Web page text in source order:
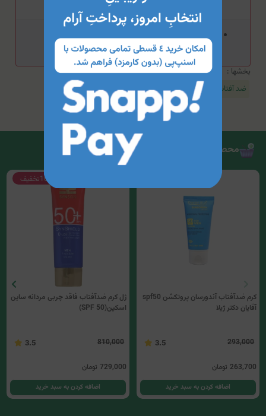
هشدار مصرفی برای این محصول ذکر نشده است.
بخشها :
ضد آفتاب آقایان
محصولات مرتبط
كرم ضدآفتاب آندورسان پروتكشن spf50
آقایان دكتر ژيلا
293,000
3.5
263,700 تومان
اضافه کردن به سبد خرید
10%تخفیف
ژل کرم ضدآفتاب فاقد چربی مردانه ساین
اسکین(SPF 50)
810,000
3.5
729,000 تومان
اضافه کردن به سبد خرید